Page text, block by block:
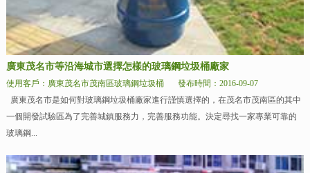
廣東茂名市等沿海城市選擇怎樣的玻璃鋼垃圾桶廠家
使用客戶：廣東茂名市茂南區玻璃鋼垃圾桶
發布時間：2016-09-07
廣東茂名市是如何對玻璃鋼垃圾桶廠家進行謹慎選擇的，在茂名市茂南區的其中
一個開發試驗區為了完善城鎮服務力，完善服務功能。決定尋找一家專業可靠的
玻璃鋼...